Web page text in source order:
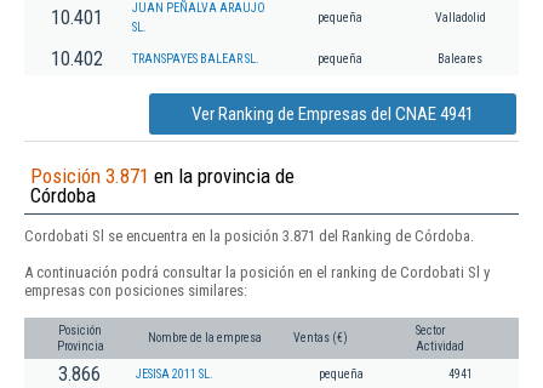
10.401
JUAN PEÑALVA ARAUJO
SL.
pequeña Valladolid
10.402 TRANSPAYES BALEAR SL. pequeña Baleares
Ver Ranking de Empresas del CNAE 4941
Posición 3.871 en la provincia de
Córdoba
Cordobati Sl se encuentra en la posición 3.871 del Ranking de Córdoba.
A continuación podrá consultar la posición en el ranking de Cordobati Sl y
empresas con posiciones similares:
Posición
Provincia
Nombre de la empresa Ventas (€)
Sector
Actividad
3.866 JESISA 2011 SL. pequeña 4941